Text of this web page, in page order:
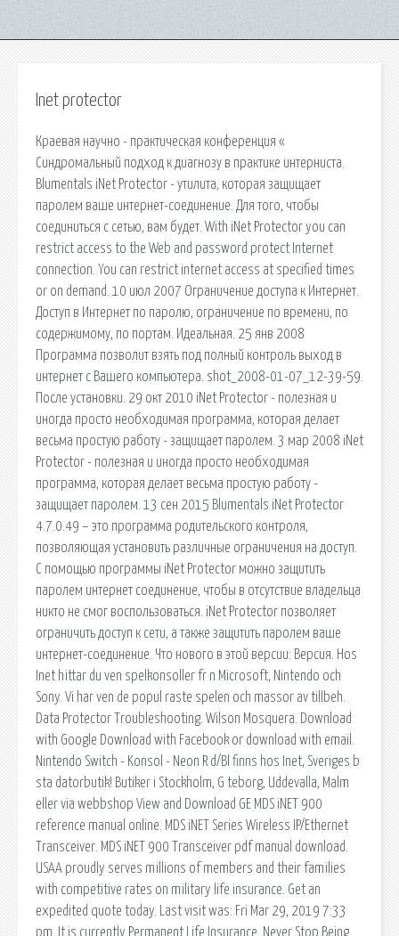
Inet protector
Краевая научно - практическая конференция «
Синдромальный подход к диагнозу в практике интерниста.
Blumentals iNet Protector - утилита, которая защищает
паролем ваше интернет-соединение. Для того, чтобы
соединиться с сетью, вам будет. With iNet Protector you can
restrict access to the Web and password protect Internet
connection. You can restrict internet access at specified times
or on demand. 10 июл 2007 Ограничение доступа к Интернет.
Доступ в Интернет по паролю, ограничение по времени, по
содержимому, по портам. Идеальная. 25 янв 2008
Программа позволит взять под полный контроль выход в
интернет с Вашего компьютера. shot_2008-01-07_12-39-59.
После установки. 29 окт 2010 iNet Protector - полезная и
иногда просто необходимая программа, которая делает
весьма простую работу - защищает паролем. 3 мар 2008 iNet
Protector - полезная и иногда просто необходимая
программа, которая делает весьма простую работу -
защищает паролем. 13 сен 2015 Blumentals iNet Protector
4.7.0.49 – это программа родительского контроля,
позволяющая установить различные ограничения на доступ.
С помощью программы iNet Protector можно защитить
паролем интернет соединение, чтобы в отсутствие владельца
никто не смог воспользоваться. iNet Protector позволяет
ограничить доступ к сети, а также защитить паролем ваше
интернет-соединение. Что нового в этой версии: Версия. Hos
Inet hittar du ven spelkonsoller fr n Microsoft, Nintendo och
Sony. Vi har ven de popul raste spelen och massor av tillbeh.
Data Protector Troubleshooting. Wilson Mosquera. Download
with Google Download with Facebook or download with email.
Nintendo Switch - Konsol - Neon R d/Bl finns hos Inet, Sveriges b
sta datorbutik! Butiker i Stockholm, G teborg, Uddevalla, Malm
eller via webbshop View and Download GE MDS iNET 900
reference manual online. MDS iNET Series Wireless IP/Ethernet
Transceiver. MDS iNET 900 Transceiver pdf manual download.
USAA proudly serves millions of members and their families
with competitive rates on military life insurance. Get an
expedited quote today. Last visit was: Fri Mar 29, 2019 7:33
pm. It is currently Permanent Life Insurance. Never Stop Being